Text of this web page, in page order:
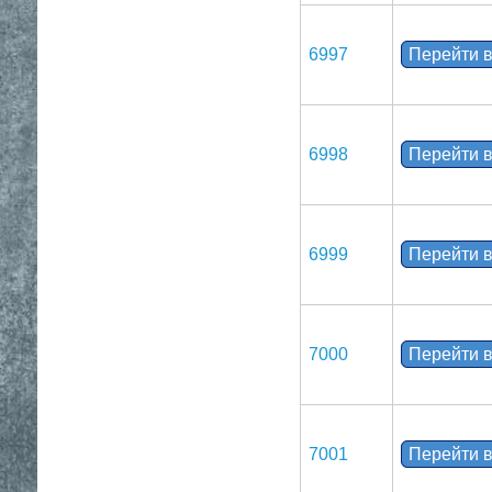
6997 Перейти
6998 Перейти
6999 Перейти
7000 Перейти
7001 Перейти